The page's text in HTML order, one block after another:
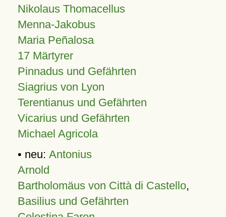
Nikolaus Thomacellus
Menna-Jakobus
Maria Peñalosa
17 Märtyrer
Pinnadus und Gefährten
Siagrius von Lyon
Terentianus und Gefährten
Vicarius und Gefährten
Michael Agricola
• neu: Antonius
Arnold
Bartholomäus von Città di Castello,
Basilius und Gefährten